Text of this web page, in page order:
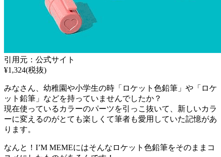
引用元：公式サイト
¥1,324(税抜)
みなさん、幼稚園や小学生の時「ロケット色鉛筆」や「ロケ
ット鉛筆」などを持っていませんでしたか？
現在使っているカラーのパーツを引っこ抜いて、新しいカラ
ーに変えるのがとても楽しくて筆者も愛用していた記憶があ
ります。
なんと！I’M MEMEにはそんなロケット色鉛筆をそのままコ